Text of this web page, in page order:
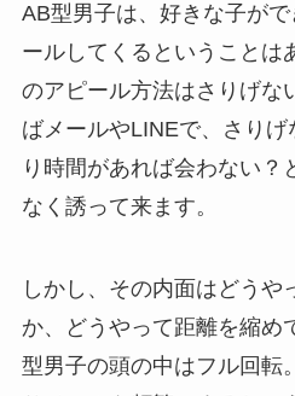
AB型男子は、好きな子が
ールしてくるということは
のアピール方法はさりげな
ばメールやLINEで、さり
り時間があれば会わない？
なく誘って来ます。
しかし、その内面はどうや
か、どうやって距離を縮め
型男子の頭の中はフル回転